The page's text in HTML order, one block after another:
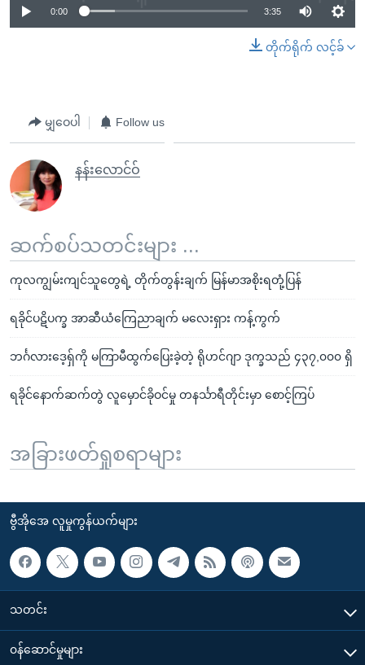
0:00 3:35
တိုက်ရိုက် လင့်ခ်
မျှဝေပါ Follow us
နန်းလောင်ဝ်
ဆက်စပ်သတင်းများ ...
ကုလကျွမ်းကျင်သူတွေရဲ့ တိုက်တွန်းချက် မြန်မာအစိုးရတုံ့ပြန်
ရခိုင်ပဋိပက္ခ အာဆီယံကြေညာချက် မလေးရှား ကန့်ကွက်
ဘင်္ဂလားဒေ့ရှ်ကို မကြာမီထွက်ပြေးခဲ့တဲ့ ရိုဟင်ဂျာ ဒုက္ခသည် ၄၃၇,၀၀၀ ရှိ
ရခိုင်နောက်ဆက်တွဲ လူမှောင်ခိုဝင်မှု တနင်္သာရီတိုင်းမှာ စောင့်ကြပ်
အခြားဖတ်ရှုစရာများ
ဗွီအိုအေ လူမှုကွန်ယက်များ
သတင်း
၀န်ဆောင်မှုများ